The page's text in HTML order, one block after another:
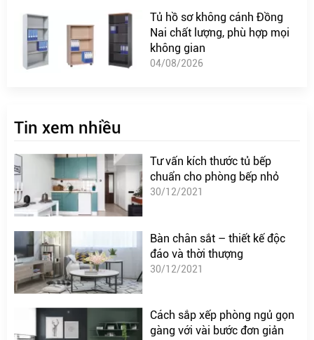
Tủ hồ sơ không cánh Đồng
Nai chất lượng, phù hợp mọi
không gian
04/08/2026
Tin xem nhiều
Tư vấn kích thước tủ bếp
chuẩn cho phòng bếp nhỏ
30/12/2021
Bàn chân sắt – thiết kế độc
đáo và thời thượng
30/12/2021
Cách sắp xếp phòng ngủ gọn
gàng với vài bước đơn giản